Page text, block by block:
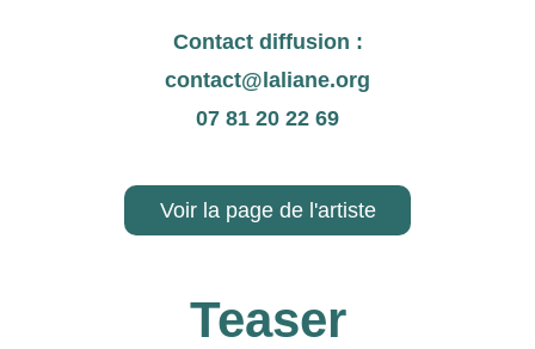
Contact diffusion :
contact@laliane.org
07 81 20 22 69
Voir la page de l'artiste
Teaser